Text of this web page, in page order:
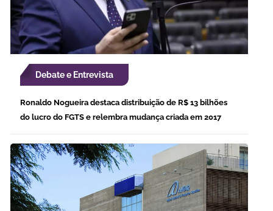
Debate e Entrevista
Ronaldo Nogueira destaca distribuição de R$ 13 bilhões
do lucro do FGTS e relembra mudança criada em 2017